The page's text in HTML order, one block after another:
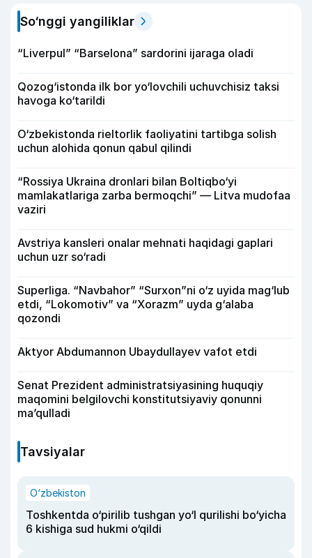
So‘nggi yangiliklar
“Liverpul” “Barselona” sardorini ijaraga oladi
Qozog‘istonda ilk bor yo‘lovchili uchuvchisiz taksi
havoga ko‘tarildi
O‘zbekistonda rieltorlik faoliyatini tartibga solish
uchun alohida qonun qabul qilindi
“Rossiya Ukraina dronlari bilan Boltiqbo‘yi
mamlakatlariga zarba bermoqchi” — Litva mudofaa
vaziri
Avstriya kansleri onalar mehnati haqidagi gaplari
uchun uzr so‘radi
Superliga. “Navbahor” “Surxon”ni o‘z uyida mag‘lub
etdi, “Lokomotiv” va “Xorazm” uyda g‘alaba
qozondi
Aktyor Abdu­mannon Ubaydullayev vafot etdi
Senat Prezident administratsiyasining huquqiy
maqomini belgilovchi konstitutsiyaviy qonunni
ma’qulladi
Tavsiyalar
O‘zbekiston
Toshkentda o‘pirilib tushgan yo‘l qurilishi bo‘yicha
6 kishiga sud hukmi o‘qildi